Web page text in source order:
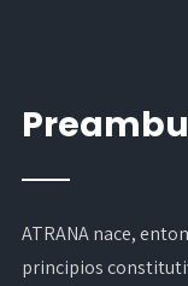
ATRANA nace,
principios